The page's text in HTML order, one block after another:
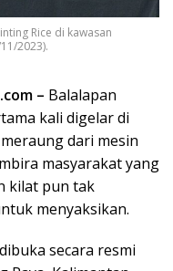
Rice di kawasan
2023).
– Balalapan
kali digelar di
dari mesin
masyarakat yang
kilat pun tak
menyaksikan.
secara resmi